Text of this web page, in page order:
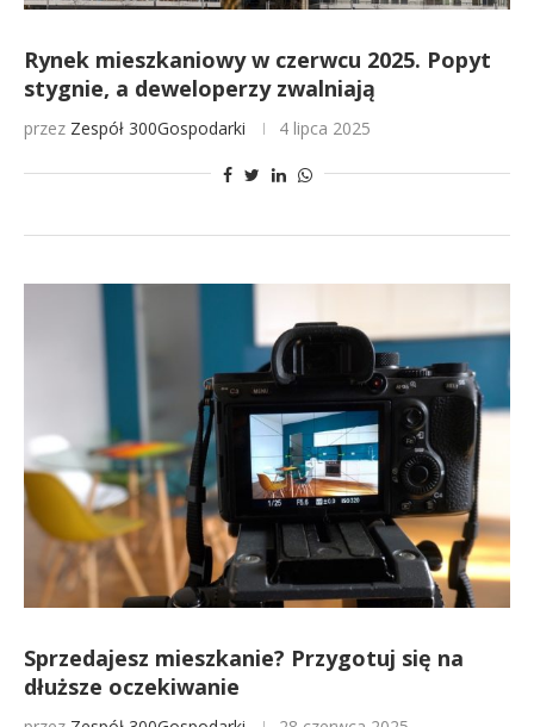
Rynek mieszkaniowy w czerwcu 2025. Popyt
stygnie, a deweloperzy zwalniają
przez Zespół 300Gospodarki 4 lipca 2025
Sprzedajesz mieszkanie? Przygotuj się na
dłuższe oczekiwanie